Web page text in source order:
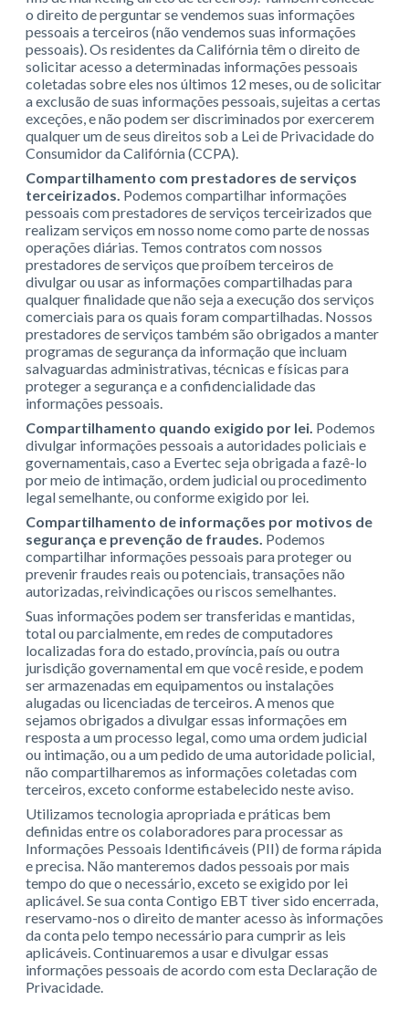
o direito de perguntar se vendemos suas informações
pessoais a terceiros (não vendemos suas informações
pessoais). Os residentes da Califórnia têm o direito de
solicitar acesso a determinadas informações pessoais
coletadas sobre eles nos últimos 12 meses, ou de solicitar
a exclusão de suas informações pessoais, sujeitas a certas
exceções, e não podem ser discriminados por exercerem
qualquer um de seus direitos sob a Lei de Privacidade do
Consumidor da Califórnia (CCPA).
Compartilhamento com prestadores de serviços
terceirizados. Podemos compartilhar informações
pessoais com prestadores de serviços terceirizados que
realizam serviços em nosso nome como parte de nossas
operações diárias. Temos contratos com nossos
prestadores de serviços que proíbem terceiros de
divulgar ou usar as informações compartilhadas para
qualquer finalidade que não seja a execução dos serviços
comerciais para os quais foram compartilhadas. Nossos
prestadores de serviços também são obrigados a manter
programas de segurança da informação que incluam
salvaguardas administrativas, técnicas e físicas para
proteger a segurança e a confidencialidade das
informações pessoais.
Compartilhamento quando exigido por lei. Podemos
divulgar informações pessoais a autoridades policiais e
governamentais, caso a Evertec seja obrigada a fazê-lo
por meio de intimação, ordem judicial ou procedimento
legal semelhante, ou conforme exigido por lei.
Compartilhamento de informações por motivos de
segurança e prevenção de fraudes. Podemos
compartilhar informações pessoais para proteger ou
prevenir fraudes reais ou potenciais, transações não
autorizadas, reivindicações ou riscos semelhantes.
Suas informações podem ser transferidas e mantidas,
total ou parcialmente, em redes de computadores
localizadas fora do estado, província, país ou outra
jurisdição governamental em que você reside, e podem
ser armazenadas em equipamentos ou instalações
alugadas ou licenciadas de terceiros. A menos que
sejamos obrigados a divulgar essas informações em
resposta a um processo legal, como uma ordem judicial
ou intimação, ou a um pedido de uma autoridade policial,
não compartilharemos as informações coletadas com
terceiros, exceto conforme estabelecido neste aviso.
Utilizamos tecnologia apropriada e práticas bem
definidas entre os colaboradores para processar as
Informações Pessoais Identificáveis (PII) de forma rápida
e precisa. Não manteremos dados pessoais por mais
tempo do que o necessário, exceto se exigido por lei
aplicável. Se sua conta Contigo EBT tiver sido encerrada,
reservamo-nos o direito de manter acesso às informações
da conta pelo tempo necessário para cumprir as leis
aplicáveis. Continuaremos a usar e divulgar essas
informações pessoais de acordo com esta Declaração de
Privacidade.